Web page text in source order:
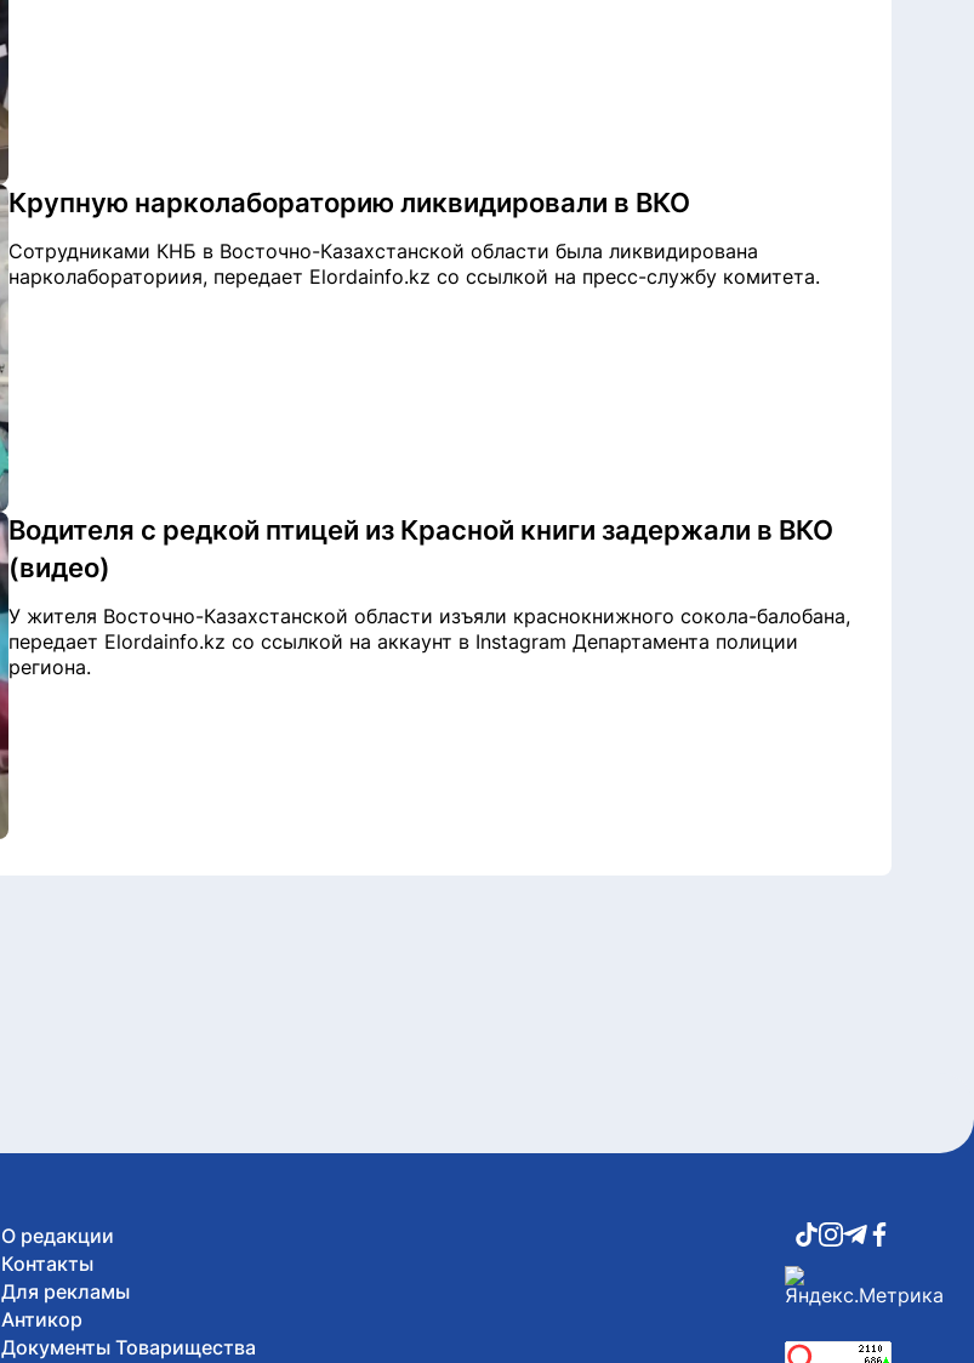
Крупную нарколабораторию ликвидировали в ВКО
Сотрудниками КНБ в Восточно-Казахстанской области была ликвидирована
нарколабораториия, передает Elordainfo.kz со ссылкой на пресс-службу комитета.
Водителя с редкой птицей из Красной книги задержали в ВКО
(видео)
У жителя Восточно-Казахстанской области изъяли краснокнижного сокола-балобана,
передает Elordainfo.kz со ссылкой на аккаунт в Instagram Департамента полиции
региона.
О редакции
Контакты
Для рекламы
Антикор
Документы Товарищества